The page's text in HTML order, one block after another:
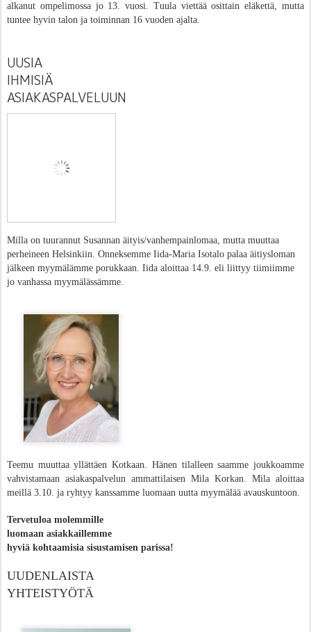
alkanut ompelimossa jo 13. vuosi. Tuula viettää osittain eläkettä, mutta
tuntee hyvin talon ja toiminnan 16 vuoden ajalta.
UUSIA
IHMISIÄ
ASIAKASPALVELUUN
Milla on tuurannut Susannan äityis/vanhempainlomaa, mutta muuttaa
perheineen Helsinkiin. Onneksemme Iida-Maria Isotalo palaa äitiysloman
jälkeen myymälämme porukkaan. Iida aloittaa 14.9. eli liittyy tiimiimme
jo vanhassa myymälässämme.
Teemu muuttaa yllättäen Kotkaan. Hänen tilalleen saamme joukkoamme
vahvistamaan asiakaspalvelun ammattilaisen Mila Korkan. Mila aloittaa
meillä 3.10. ja ryhtyy kanssamme luomaan uutta myymälää avauskuntoon.
Tervetuloa molemmille
luomaan asiakkaillemme
hyviä kohtaamisia sisustamisen parissa!
UUDENLAISTA
YHTEISTYÖTÄ